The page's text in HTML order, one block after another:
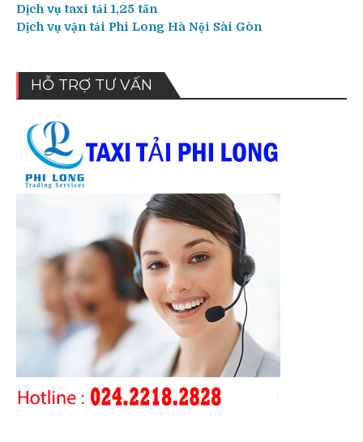
Dịch vụ taxi tải 1,25 tấn
Dịch vụ vận tải Phi Long Hà Nội Sài Gòn
HỖ TRỢ TƯ VẤN